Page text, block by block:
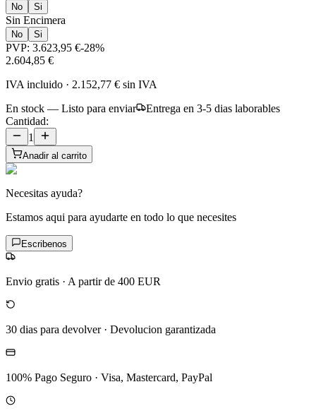
No Si
Sin Encimera
No Si
PVP: 3.623,95 €-28%
2.604,85 €
IVA incluido · 2.152,77 € sin IVA
En stock — Listo para enviar
Entrega en 3-5 dias laborables
Cantidad:
1
Anadir al carrito
Necesitas ayuda?
Estamos aqui para ayudarte en todo lo que necesites
Escribenos
Envio gratis · A partir de 400 EUR
30 dias para devolver· Devolucion garantizada
100% Pago Seguro · Visa, Mastercard, PayPal